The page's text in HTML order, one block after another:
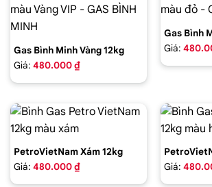
Gas Bình Minh Vàng 12kg
Giá: 480.000 ₫
Gas Bình
Giá:
PetroVietNam Xám 12kg
Giá: 480.000 ₫
Giá: